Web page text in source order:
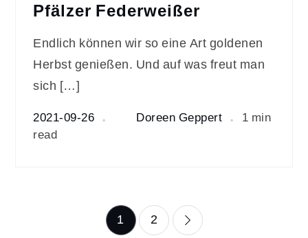
Pfälzer Federweißer
Endlich können wir so eine Art goldenen
Herbst genießen. Und auf was freut man
sich […]
2021-09-26 Doreen Geppert
1 min
read
1 2